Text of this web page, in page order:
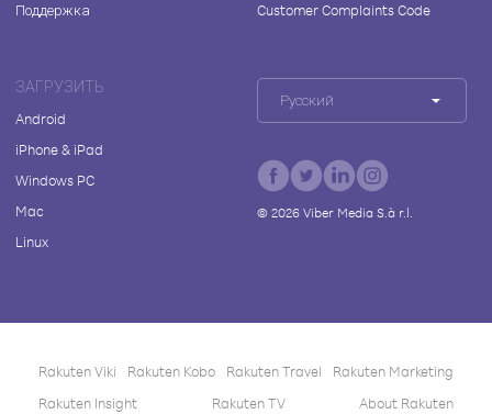
Поддержка
Customer Complaints Code
ЗАГРУЗИТЬ
Android
iPhone & iPad
Windows PC
Mac
Linux
Русский
© 2026Viber Media S.à r.l.
Rakuten Viki Rakuten Kobo Rakuten Travel
Rakuten Marketing
Rakuten Insight
Rakuten TV About Rakuten